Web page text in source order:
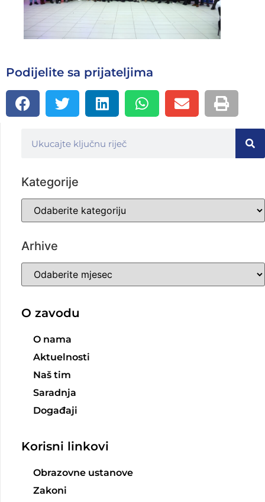
Podijelite sa prijateljima
Kategorije
Arhive
O zavodu
O nama
Aktuelnosti
Naš tim
Saradnja
Događaji
Korisni linkovi
Obrazovne ustanove
Zakoni